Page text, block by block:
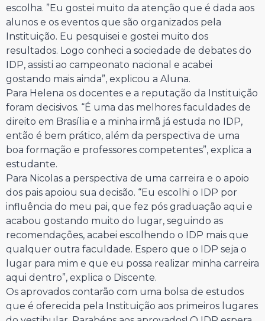
escolha. ”Eu gostei muito da atenção que é dada aos
alunos e os eventos que são organizados pela
Instituição. Eu pesquisei e gostei muito dos
resultados. Logo conheci a sociedade de debates do
IDP, assisti ao campeonato nacional e acabei
gostando mais ainda”, explicou a Aluna.
Para Helena os docentes e a reputação da Instituição
foram decisivos. “É uma das melhores faculdades de
direito em Brasília e a minha irmã já estuda no IDP,
então é bem prático, além da perspectiva de uma
boa formação e professores competentes”, explica a
estudante.
Para Nicolas a perspectiva de uma carreira e o apoio
dos pais apoiou sua decisão. “Eu escolhi o IDP por
influência do meu pai, que fez pós graduação aqui e
acabou gostando muito do lugar, seguindo as
recomendações, acabei escolhendo o IDP mais que
qualquer outra faculdade. Espero que o IDP seja o
lugar para mim e que eu possa realizar minha carreira
aqui dentro”, explica o Discente.
Os aprovados contarão com uma bolsa de estudos
que é oferecida pela Instituição aos primeiros lugares